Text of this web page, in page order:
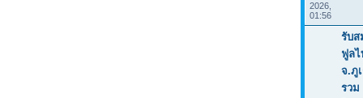
2026,
01:56
รับส
ฟูล
จ.ภู
รวม